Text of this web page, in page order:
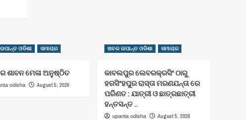
ଓଡିଶା ସମାଚାର
ଶାବନ ମେଳା ଅନୁଷ୍ଠିତ
odisha August 5, 2026
ଖବର ଉପାନ୍ତ ଓଡିଶା ସମାଚାର
କାବଲପୁର ଲେବରକ୍ରସିଂ ଠାରୁ
ହରସିଂହପୁର ରାସ୍ତା ମରଣଯନ୍ତା ରେ
ପରିଣତ : ଯାତ୍ରୀ ଓ ଛାତ୍ରଛାତ୍ରୀ
ହନ୍ତସନ୍ତ ..
upanta odisha August 5, 2026